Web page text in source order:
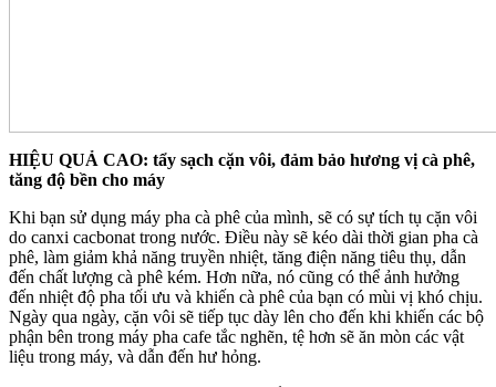
HIỆU QUẢ CAO: tẩy sạch cặn vôi, đảm bảo hương vị cà phê,
tăng độ bền cho máy
Khi bạn sử dụng máy pha cà phê của mình, sẽ có sự tích tụ cặn vôi
do canxi cacbonat trong nước. Điều này sẽ kéo dài thời gian pha cà
phê, làm giảm khả năng truyền nhiệt, tăng điện năng tiêu thụ, dẫn
đến chất lượng cà phê kém. Hơn nữa, nó cũng có thể ảnh hưởng
đến nhiệt độ pha tối ưu và khiến cà phê của bạn có mùi vị khó chịu.
Ngày qua ngày, cặn vôi sẽ tiếp tục dày lên cho đến khi khiến các bộ
phận bên trong máy pha cafe tắc nghẽn, tệ hơn sẽ ăn mòn các vật
liệu trong máy, và dẫn đến hư hỏng.